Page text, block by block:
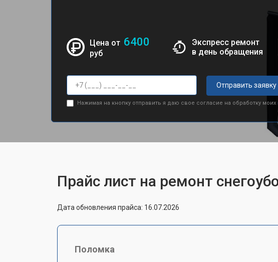
Цена от 6400
руб
Экспресс ремонт
в день обращения
Отправить заявку
Нажимая на кнопку отправить я даю свое согласие на обработку моих
Прайс лист на ремонт
Дата обновления прайса: 16.07.2026
Поломка